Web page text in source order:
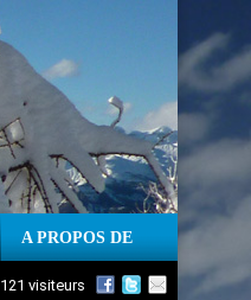
A PROPOS DE
121 visiteurs